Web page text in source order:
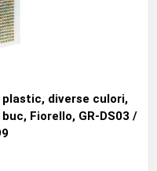
diverse culori,
Fiorello, GR-DS03 /